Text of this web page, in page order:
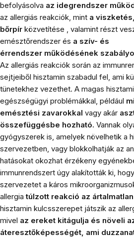
befolyásolva az idegrendszer
az allergiás reakciók, mint a
bőrpír közvetítése , valamint részt
emésztőrendszer és a szív- és
érrendszer működésének
Az allergiás reakciók során az
sejtjeiből hisztamin szabadul fel, ami
tünetekhez vezethet. A magas
egészségügyi problémákkal, például
emésztési zavarokkal vagy akár
összefüggésbe hozható. Vannak
gyógyszerek is, amelyek növelhetik a
szervezetben, vagy blokkolhatják az
hatásokat okozhat érzékeny
immunrendszert úgy alakították ki,
szervezetet a káros
allergia túlzott reakció az
hisztamin kulcsszerepet játszik az
mivel az ereket kitágulja és növeli
áteresztőképességét, ami